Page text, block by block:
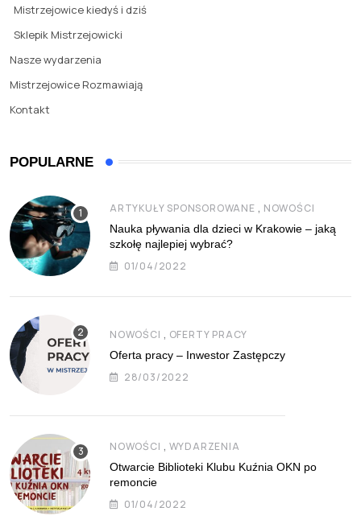
Mistrzejowice kiedyś i dziś
Sklepik Mistrzejowicki
Nasze wydarzenia
Mistrzejowice Rozmawiają
Kontakt
POPULARNE
ARTYKUŁY SPONSOROWANE , NOWOŚCI
Nauka pływania dla dzieci w Krakowie – jaką
szkołę najlepiej wybrać?
01/04/2022
NOWOŚCI , OFERTY PRACY
Oferta pracy – Inwestor Zastępczy
28/03/2022
NOWOŚCI , WYDARZENIA
Otwarcie Biblioteki Klubu Kuźnia OKN po
remoncie
01/04/2022